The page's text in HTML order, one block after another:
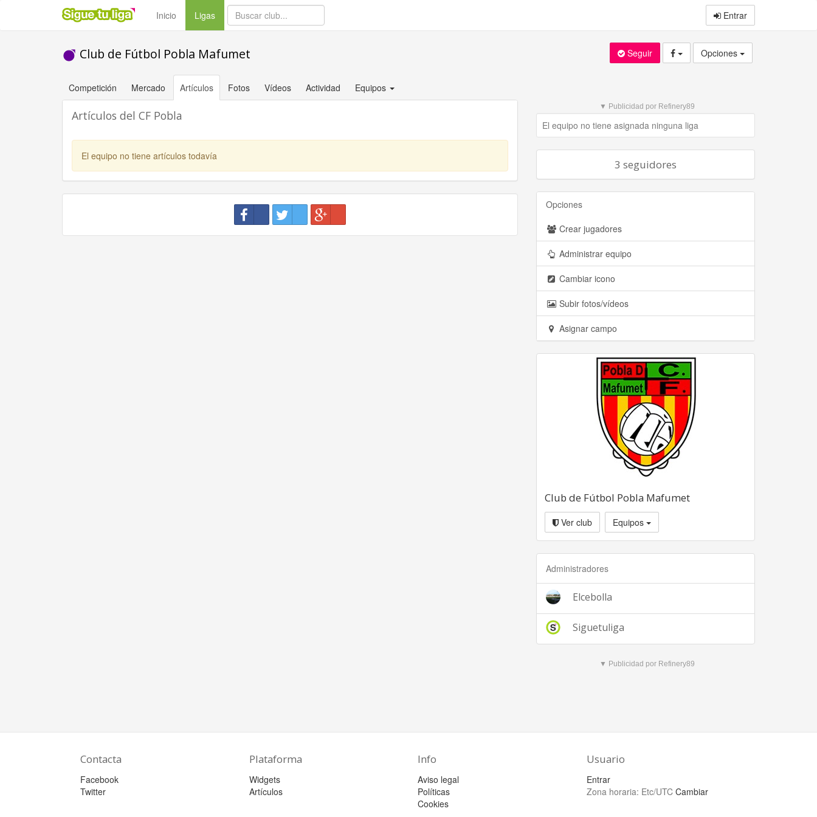
Inicio Ligas(current) Entrar
Club de Fútbol Pobla Mafumet Seguir Opciones
Competición Mercado Artículos Fotos Vídeos Actividad Equipos
Artículos del CF Pobla
El equipo no tiene artículos todavía
▼ Publicidad por Refinery89
El equipo no tiene asignada ninguna liga
3 seguidores
Opciones
Crear jugadores
Administrar equipo
Cambiar icono
Subir fotos/vídeos
Asignar campo
Club de Fútbol Pobla Mafumet
Ver club Equipos
Administradores
Elcebolla
Siguetuliga
▼ Publicidad por Refinery89
Contacta
Facebook
Twitter
Plataforma
Widgets
Artículos
Info
Aviso legal
Políticas
Cookies
Usuario
Entrar
Zona horaria: Etc/UTC Cambiar